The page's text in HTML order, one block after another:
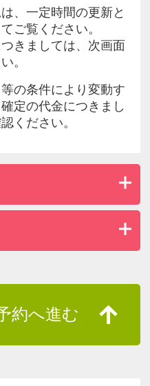
、一定時間の更新と
ご覧ください。
きましては、次画面
。
の条件により変動す
定の代金につきまし
ください。
約へ進む